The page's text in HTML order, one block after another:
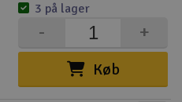
Køb
+
-
3 på lager